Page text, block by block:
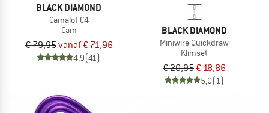
BLACK DIAMOND
Camalot C4
Cam
€ 79,95vanaf € 71,96
4,9(41)
BLACK DIAMOND
Miniwire Quickdraw
Klimset
€ 20,95€ 18,86
5,0(1)